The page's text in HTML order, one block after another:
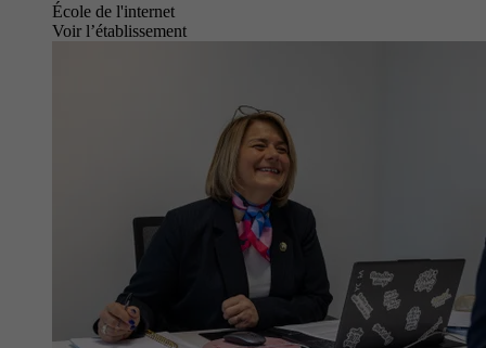
École de l'internet
Voir l’établissement